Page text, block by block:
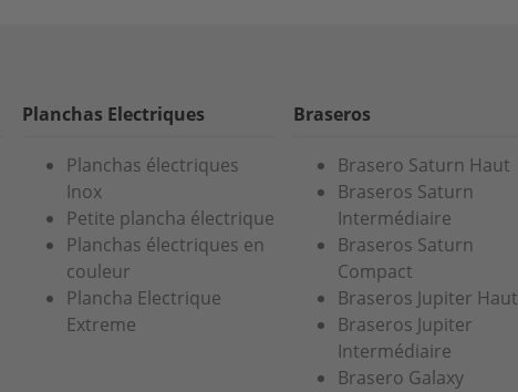
Planchas Electriques
Planchas électriques
Inox
Petite plancha électrique
Planchas électriques en
couleur
Plancha Electrique
Extreme
Braseros
Brasero Saturn Haut
Braseros Saturn
Intermédiaire
Braseros Saturn
Compact
Braseros Jupiter Haut
Braseros Jupiter
Intermédiaire
Brasero Galaxy